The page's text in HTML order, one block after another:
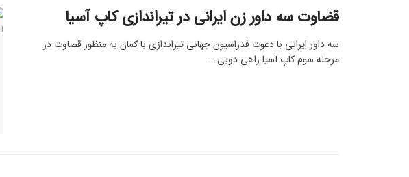
قضاوت سه داور زن ایرانی در تیراندازی کاپ آسیا
سه داور ایرانی با دعوت فدراسیون جهانی تیراندازی با کمان به منظور قضاوت در
مرحله سوم کاپ آسیا راهی دوبی ...